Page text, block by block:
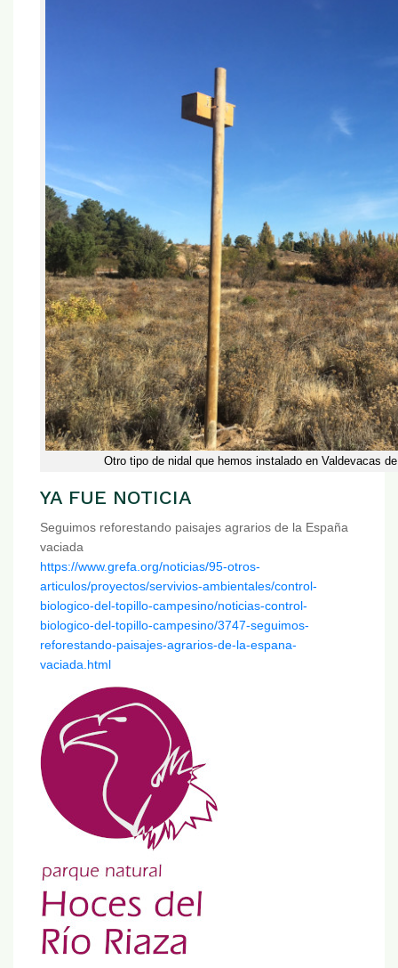
Otro tipo de nidal que hemos instalado en Valdevacas
YA FUE NOTICIA
Seguimos reforestando paisajes agrarios de la España
vaciada
https://www.grefa.org/noticias/95-otros-
articulos/proyectos/servivios-ambientales/control-
biologico-del-topillo-campesino/noticias-control-
biologico-del-topillo-campesino/3747-seguimos-
reforestando-paisajes-agrarios-de-la-espana-
vaciada.html